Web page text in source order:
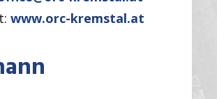
www.orc-kremstal.at